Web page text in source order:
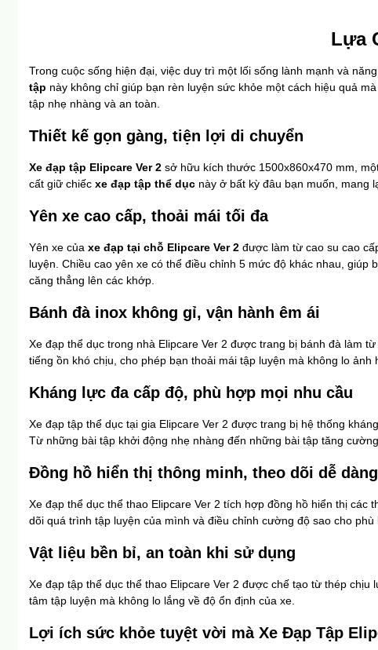
Lựa
Trong cuộc sống hiện đại, việc duy trì một lối sống lành mạnh và
tập này không chỉ giúp bạn rèn luyện sức khỏe một cách hiệu quả
tập nhẹ nhàng và an toàn.
Thiết kế gọn gàng, tiện lợi di chuyển
Xe đạp tập Elipcare Ver 2 sở hữu kích thước 1500x860x470 mm,
cất giữ chiếc xe đạp tập thể dục này ở bất kỳ đâu bạn muốn, mang
Yên xe cao cấp, thoải mái tối đa
Yên xe của xe đạp tại chỗ Elipcare Ver 2 được làm từ cao su cao
luyện. Chiều cao yên xe có thể điều chỉnh 5 mức độ khác nhau,
căng thẳng lên các khớp.
Bánh đà inox không gỉ, vận hành êm ái
Xe đạp thể dục trong nhà Elipcare Ver 2 được trang bị bánh đà làm
tiếng ồn khó chịu, cho phép bạn thoải mái tập luyện mà không lo
Kháng lực đa cấp độ, phù hợp mọi nhu cầu
Xe đạp tập thể dục tại gia Elipcare Ver 2 được trang bị hệ thống
Từ những bài tập khởi động nhẹ nhàng đến những bài tập tăng
Đồng hồ hiển thị thông minh, theo dõi dễ dàng
Xe đạp thể dục thể thao Elipcare Ver 2 tích hợp đồng hồ hiển thị
dõi quá trình tập luyện của mình và điều chỉnh cường độ sao cho
Vật liệu bền bỉ, an toàn khi sử dụng
Xe đạp tập thể dục thể thao Elipcare Ver 2 được chế tạo từ thép
tâm tập luyện mà không lo lắng về độ ổn định của xe.
Lợi ích sức khỏe tuyệt vời mà Xe Đạp Tập